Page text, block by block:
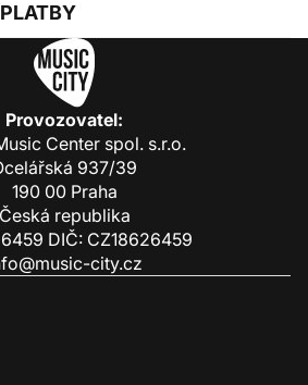
Provozovatel:
Center spol. s.r.o.
937/39
190 00 Praha
Česká republika
DIČ: CZ18626459
city.cz